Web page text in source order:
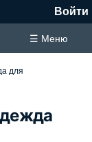
Войти
☰ Меню
для